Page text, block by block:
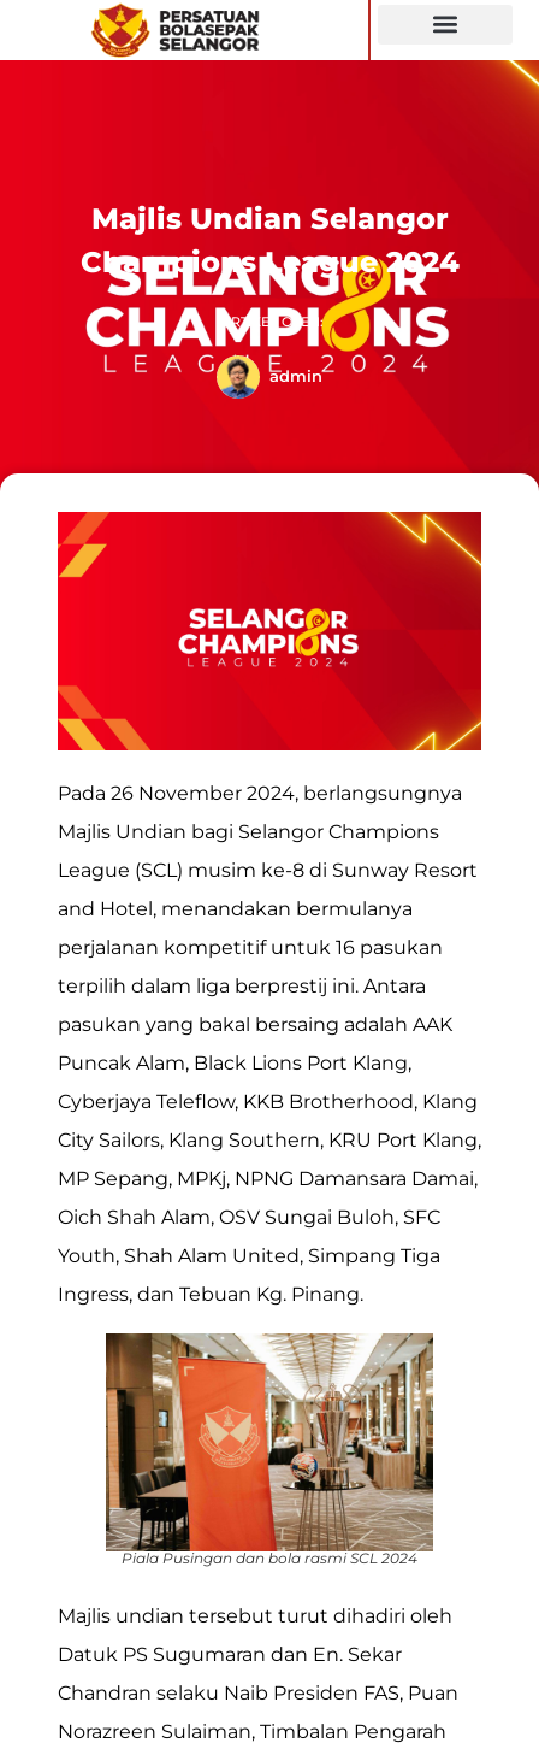
Majlis Undian Selangor
Champions League 2024
ARTIKEL OLEH:
admin
Pada 26 November 2024, berlangsungnya
Majlis Undian bagi Selangor Champions
League (SCL) musim ke-8 di Sunway Resort
and Hotel, menandakan bermulanya
perjalanan kompetitif untuk 16 pasukan
terpilih dalam liga berprestij ini. Antara
pasukan yang bakal bersaing adalah AAK
Puncak Alam, Black Lions Port Klang,
Cyberjaya Teleflow, KKB Brotherhood, Klang
City Sailors, Klang Southern, KRU Port Klang,
MP Sepang, MPKj, NPNG Damansara Damai,
Oich Shah Alam, OSV Sungai Buloh, SFC
Youth, Shah Alam United, Simpang Tiga
Ingress, dan Tebuan Kg. Pinang.
Piala Pusingan dan bola rasmi SCL 2024
Majlis undian tersebut turut dihadiri oleh
Datuk PS Sugumaran dan En. Sekar
Chandran selaku Naib Presiden FAS, Puan
Norazreen Sulaiman, Timbalan Pengarah